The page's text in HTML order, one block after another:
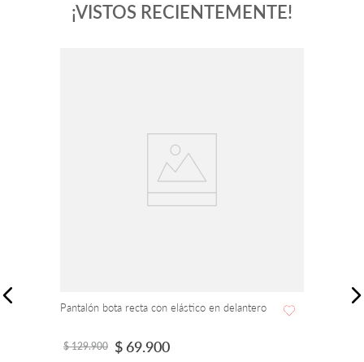
¡VISTOS RECIENTEMENTE!
Pantalón bota recta con elástico en delantero
$ 129.900 $ 69.900